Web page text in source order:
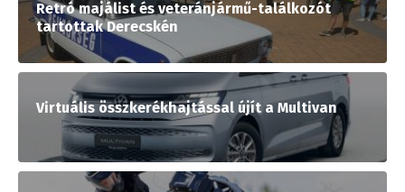
Retró majálist és veteránjármű-találkozót
tartottak Derecskén
Virtuális összkerékhajtással újít a Multivan